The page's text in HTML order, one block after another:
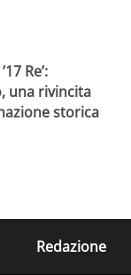
Re’:
una rivincita
storica
Redazione